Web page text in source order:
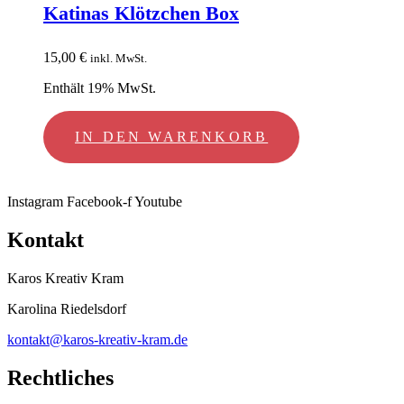
Katinas Klötzchen Box
15,00 € inkl. MwSt.
Enthält 19% MwSt.
IN DEN WARENKORB
Instagram Facebook-fYoutube
Kontakt
Karos Kreativ Kram
Karolina Riedelsdorf
kontakt@karos-kreativ-kram.de
Rechtliches